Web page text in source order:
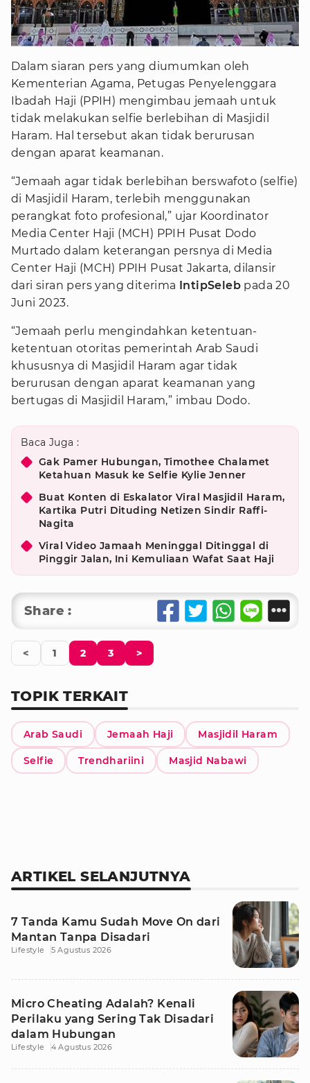
Dalam siaran pers yang diumumkan oleh
Kementerian Agama, Petugas Penyelenggara
Ibadah Haji (PPIH) mengimbau jemaah untuk
tidak melakukan selfie berlebihan di Masjidil
Haram. Hal tersebut akan tidak berurusan
dengan aparat keamanan.
“Jemaah agar tidak berlebihan berswafoto (selfie)
di Masjidil Haram, terlebih menggunakan
perangkat foto profesional,” ujar Koordinator
Media Center Haji (MCH) PPIH Pusat Dodo
Murtado dalam keterangan persnya di Media
Center Haji (MCH) PPIH Pusat Jakarta, dilansir
dari siran pers yang diterima IntipSeleb pada 20
Juni 2023.
“Jemaah perlu mengindahkan ketentuan-
ketentuan otoritas pemerintah Arab Saudi
khususnya di Masjidil Haram agar tidak
berurusan dengan aparat keamanan yang
bertugas di Masjidil Haram,” imbau Dodo.
Baca Juga :
Gak Pamer Hubungan, Timothee Chalamet
Ketahuan Masuk ke Selfie Kylie Jenner
Buat Konten di Eskalator Viral Masjidil Haram,
Kartika Putri Dituding Netizen Sindir Raffi-
Nagita
Viral Video Jamaah Meninggal Ditinggal di
Pinggir Jalan, Ini Kemuliaan Wafat Saat Haji
Share :
< 1 2 3 >
TOPIK TERKAIT
Arab Saudi Jemaah Haji Masjidil Haram
Selfie Trendhariini Masjid Nabawi
ARTIKEL SELANJUTNYA
7 Tanda Kamu Sudah Move On dari
Mantan Tanpa Disadari
Lifestyle 5 Agustus 2026
Micro Cheating Adalah? Kenali
Perilaku yang Sering Tak Disadari
dalam Hubungan
Lifestyle 4 Agustus 2026